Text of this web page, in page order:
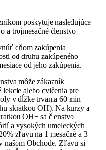
poskytuje nasledujúce
a trojmesačné členstvo
dňom zakúpenia
od druhu zakúpeného
od jeho zakúpenia.
môže zákazník
alebo cvičenia pre
v dĺžke trvania 60 min
skratkou OH). Na kurzy a
OH+ sa členstvo
a vysokých umeleckých
zľavu na 1 mesačné a 3
našom Obchode. Zľavu si